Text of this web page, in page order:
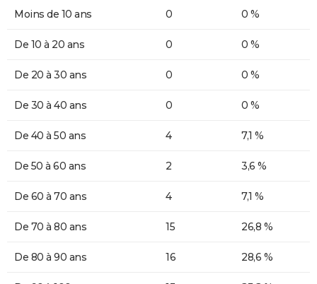
Moins de 10 ans 0 0 %
De 10 à 20 ans 0 0 %
De 20 à 30 ans 0 0 %
De 30 à 40 ans 0 0 %
De 40 à 50 ans 4 7,1 %
De 50 à 60 ans 2 3,6 %
De 60 à 70 ans 4 7,1 %
De 70 à 80 ans 15 26,8 %
De 80 à 90 ans 16 28,6 %